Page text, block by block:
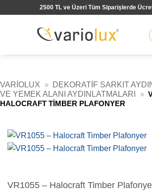
2500 TL ve Üzeri Tüm Siparişlerde
VARIOLUX » DEKORATIF SARKIT
VE YEMEK ALANI AYDINLATMALARI
»
HALOCRAFT TIMBER PLAFONYER
VR1055 – Halocraft Timber